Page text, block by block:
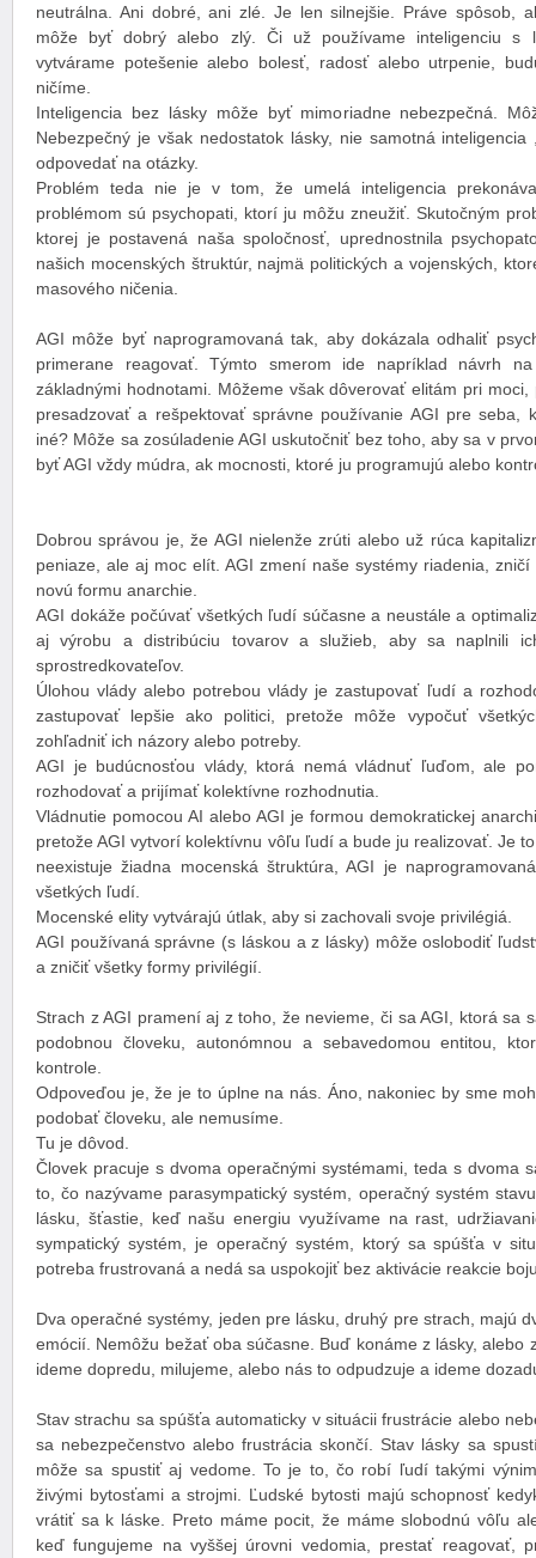
neutrálna. Ani dobré, ani zlé. Je len silnejšie. Práve spôsob,
môže byť dobrý alebo zlý. Či už používame inteligenciu s
vytvárame potešenie alebo bolesť, radosť alebo utrpenie,
ničíme.
Inteligencia bez lásky môže byť mimoriadne nebezpečná.
Nebezpečný je však nedostatok lásky, nie samotná
odpovedať na otázky.
Problém teda nie je v tom, že umelá inteligencia
problémom sú psychopati, ktorí ju môžu zneužiť. Skutočným
ktorej je postavená naša spoločnosť, uprednostnila
našich mocenských štruktúr, najmä politických a vojenských,
masového ničenia.
AGI môže byť naprogramovaná tak, aby dokázala odhaliť
primerane reagovať. Týmto smerom ide napríklad návrh
základnými hodnotami. Môžeme však dôverovať elitám pri
presadzovať a rešpektovať správne používanie AGI pre seba,
iné? Môže sa zosúladenie AGI uskutočniť bez toho, aby sa v
byť AGI vždy múdra, ak mocnosti, ktoré ju programujú alebo
Dobrou správou je, že AGI nielenže zrúti alebo už rúca
peniaze, ale aj moc elít. AGI zmení naše systémy riadenia,
novú formu anarchie.
AGI dokáže počúvať všetkých ľudí súčasne a neustále a
aj výrobu a distribúciu tovarov a služieb, aby sa naplnili
sprostredkovateľov.
Úlohou vlády alebo potrebou vlády je zastupovať ľudí a
zastupovať lepšie ako politici, pretože môže vypočuť
zohľadniť ich názory alebo potreby.
AGI je budúcnosťou vlády, ktorá nemá vládnuť ľuďom, ale
rozhodovať a prijímať kolektívne rozhodnutia.
Vládnutie pomocou AI alebo AGI je formou demokratickej
pretože AGI vytvorí kolektívnu vôľu ľudí a bude ju realizovať. Je
neexistuje žiadna mocenská štruktúra, AGI je
všetkých ľudí.
Mocenské elity vytvárajú útlak, aby si zachovali svoje privilégiá.
AGI používaná správne (s láskou a z lásky) môže oslobodiť
a zničiť všetky formy privilégií.
Strach z AGI pramení aj z toho, že nevieme, či sa AGI, ktorá sa
podobnou človeku, autonómnou a sebavedomou entitou,
kontrole.
Odpoveďou je, že je to úplne na nás. Áno, nakoniec by sme
podobať človeku, ale nemusíme.
Tu je dôvod.
Človek pracuje s dvoma operačnými systémami, teda s dvoma
to, čo nazývame parasympatický systém, operačný systém
lásku, šťastie, keď našu energiu využívame na rast,
sympatický systém, je operačný systém, ktorý sa spúšťa v
potreba frustrovaná a nedá sa uspokojiť bez aktivácie reakcie
Dva operačné systémy, jeden pre lásku, druhý pre strach, majú
emócií. Nemôžu bežať oba súčasne. Buď konáme z lásky, alebo
ideme dopredu, milujeme, alebo nás to odpudzuje a ideme
Stav strachu sa spúšťa automaticky v situácii frustrácie alebo
sa nebezpečenstvo alebo frustrácia skončí. Stav lásky sa
môže sa spustiť aj vedome. To je to, čo robí ľudí takými
živými bytosťami a strojmi. Ľudské bytosti majú schopnosť
vrátiť sa k láske. Preto máme pocit, že máme slobodnú vôľu
keď fungujeme na vyššej úrovni vedomia, prestať reagovať,